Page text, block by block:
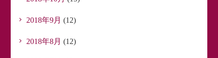
2018年9月 (12)
2018年8月 (12)